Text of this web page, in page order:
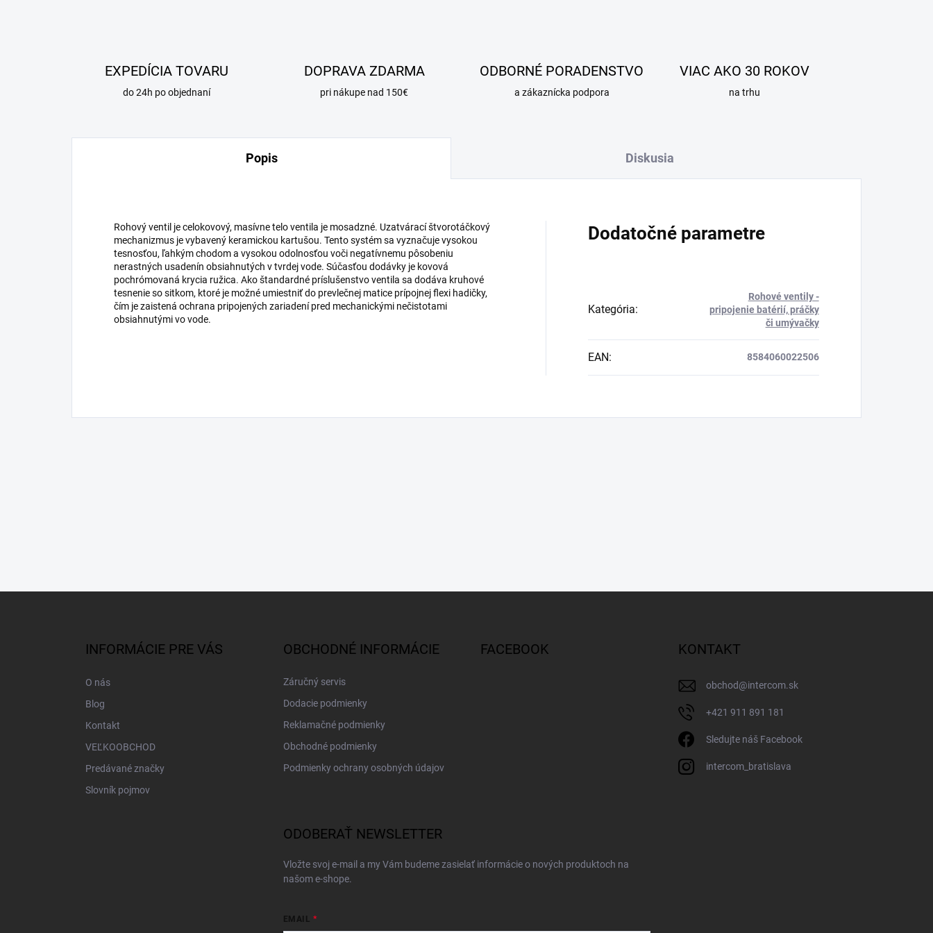
EXPEDÍCIA TOVARU
do 24h po objednaní
DOPRAVA ZDARMA
pri nákupe nad 150€
ODBORNÉ PORADENSTVO
a zákaznícka podpora
VIAC AKO 30 ROKOV
na trhu
Popis Diskusia
Rohový ventil je celokovový, masívne telo ventila je mosadzné. Uzatvárací štvorotáčkový
mechanizmus je vybavený keramickou kartušou. Tento systém sa vyznačuje vysokou
tesnosťou, ľahkým chodom a vysokou odolnosťou voči negatívnemu pôsobeniu
nerastných usadenín obsiahnutých v tvrdej vode. Súčasťou dodávky je kovová
pochrómovaná krycia ružica. Ako štandardné príslušenstvo ventila sa dodáva kruhové
tesnenie so sitkom, ktoré je možné umiestniť do prevlečnej matice prípojnej flexi hadičky,
čím je zaistená ochrana pripojených zariadení pred mechanickými nečistotami
obsiahnutými vo vode.
Dodatočné parametre
Kategória:
Rohové ventily -
pripojenie batérií, práčky
či umývačky
EAN: 8584060022506
INFORMÁCIE PRE VÁS
O nás
Blog
Kontakt
VEĽKOOBCHOD
Predávané značky
Slovník pojmov
OBCHODNÉ INFORMÁCIE
Záručný servis
Dodacie podmienky
Reklamačné podmienky
Obchodné podmienky
Podmienky ochrany osobných údajov
FACEBOOK KONTAKT
obchod@intercom.sk
+421 911 891 181
Sledujte náš Facebook
intercom_bratislava
ODOBERAŤ NEWSLETTER
Vložte svoj e-mail a my Vám budeme zasielať informácie o nových produktoch na
našom e-shope.
EMAIL